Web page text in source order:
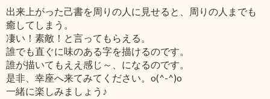
出来上がった己書を周りの人に見せると、周りの人までも
癒してしまう。
凄い！素敵！と言ってもらえる。
誰でも直ぐに味のある字を描けるのです。
誰が描いてもええ感じ～、になるのです。
是非、幸座へ来てみてください。o(^-^)o
一緒に楽しみましょう♪